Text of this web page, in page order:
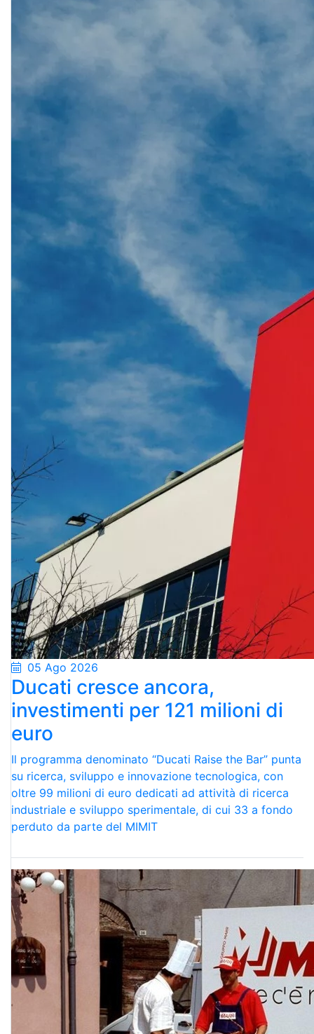
05 Ago 2026
Ducati cresce ancora,
investimenti per 121 milioni di
euro
Il programma denominato “Ducati Raise the Bar” punta
su ricerca, sviluppo e innovazione tecnologica, con
oltre 99 milioni di euro dedicati ad attività di ricerca
industriale e sviluppo sperimentale, di cui 33 a fondo
perduto da parte del MIMIT